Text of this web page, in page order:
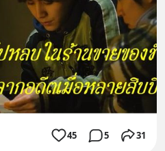
45 5 31